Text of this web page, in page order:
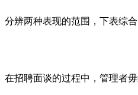
分辨两种表现的范围，下表综合
在招聘面谈的过程中，管理者